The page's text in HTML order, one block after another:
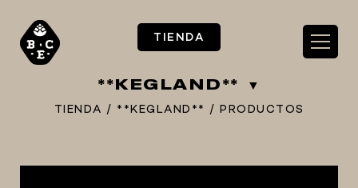
TIENDA
**KEGLAND**
TIENDA / **KEGLAND** / PRODUCTOS